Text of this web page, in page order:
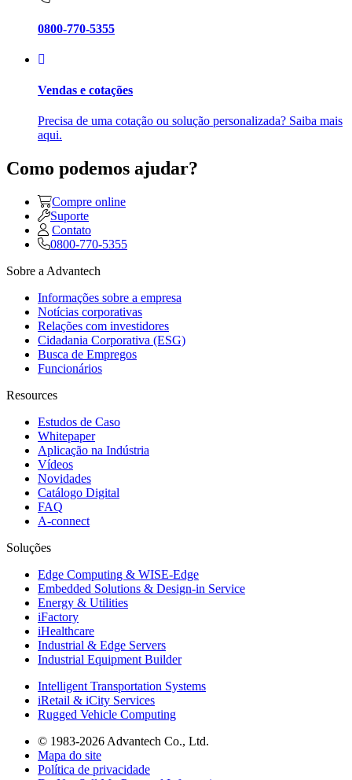
0800-770-5355
Vendas e cotações
Precisa de uma cotação ou solução personalizada? Saiba mais
aqui.
Como podemos ajudar?
Compre online
Suporte
Contato
0800-770-5355
Sobre a Advantech
Informações sobre a empresa
Notícias corporativas
Relações com investidores
Cidadania Corporativa (ESG)
Busca de Empregos
Funcionários
Resources
Estudos de Caso
Whitepaper
Aplicação na Indústria
Vídeos
Novidades
Catálogo Digital
FAQ
A-connect
Soluções
Edge Computing & WISE-Edge
Embedded Solutions & Design-in Service
Energy & Utilities
iFactory
iHealthcare
Industrial & Edge Servers
Industrial Equipment Builder
Intelligent Transportation Systems
iRetail & iCity Services
Rugged Vehicle Computing
© 1983-2026 Advantech Co., Ltd.
Mapa do site
Política de privacidade